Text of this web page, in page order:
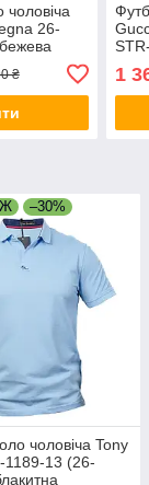
26-
₴ 1
–30%
чоловіча Tony
1189-13 (26-